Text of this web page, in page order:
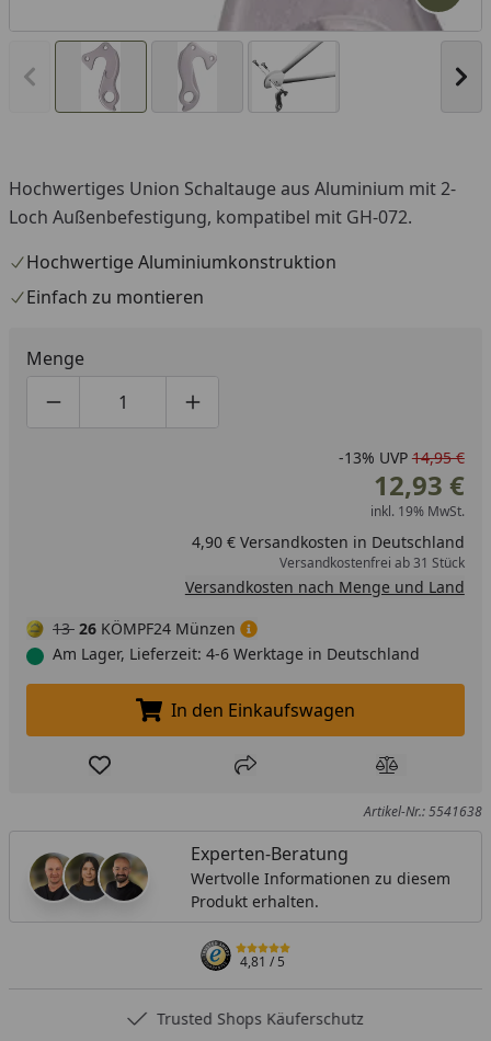
Vorheriges Bild anzeigen
Hochwertiges Union Schaltauge aus Aluminium mit 2-
Loch Außenbefestigung, kompatibel mit GH-072.
Hochwertige Aluminiumkonstruktion
Einfach zu montieren
Menge
Produktmenge um eins verringern
Produktmenge manuell eingeben
Produktmenge um eins erhöhen
-13% UVP 14,95 €
12,93 €
inkl. 19% MwSt.
4,90 € Versandkosten in Deutschland
Versandkostenfrei ab 31 Stück
Versandkosten nach Menge und Land
13 26 KÖMPF24 Münzen
Am Lager, Lieferzeit: 4-6 Werktage in Deutschland
In den Einkaufswagen legen
In den Einkaufswagen
Produkt zur Wunschliste hinzufügen
Teilen Produkt
Artikel-Nr.: 5541638
Experten-Beratung
Wertvolle Informationen zu diesem
Produkt erhalten.
4,81/ 5
Trusted Shops Käuferschutz